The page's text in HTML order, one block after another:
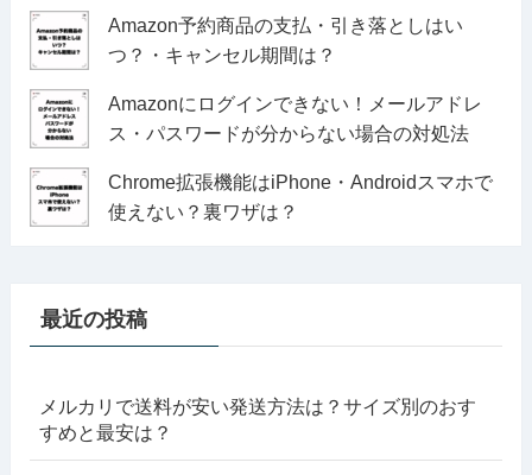
Amazon予約商品の支払・引き落としはい
つ？・キャンセル期間は？
Amazonにログインできない！メールアドレ
ス・パスワードが分からない場合の対処法
Chrome拡張機能はiPhone・Androidスマホで
使えない？裏ワザは？
最近の投稿
メルカリで送料が安い発送方法は？サイズ別のおす
すめと最安は？